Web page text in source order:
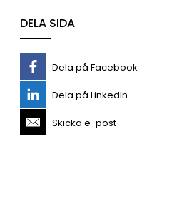
DELA SIDA
Dela på Facebook
Dela på LinkedIn
Skicka e-post